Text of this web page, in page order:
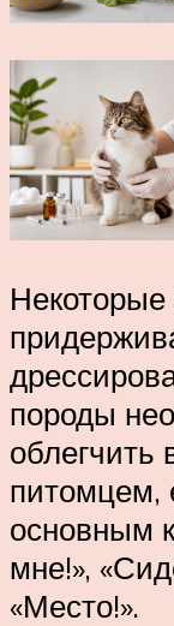
породы
облегчить
питомцем,
основным
мне!»,
«Место!».